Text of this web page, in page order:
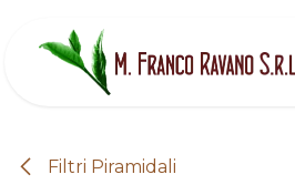
Filtri Piramidali